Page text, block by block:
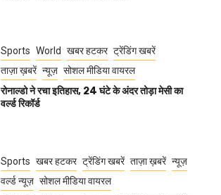
Sports World खबर हटकर ट्रेंडिंग खबरें
ताज़ा ख़बरें न्यूज़ सोशल मीडिया वायरल
रोनाल्डो ने रचा इतिहास, 24 घंटे के अंदर तोड़ा मेसी का
वर्ल्ड रिकॉर्ड
Sports खबर हटकर ट्रेंडिंग खबरें ताज़ा ख़बरें न्यूज़
वर्ल्ड न्यूज़ सोशल मीडिया वायरल